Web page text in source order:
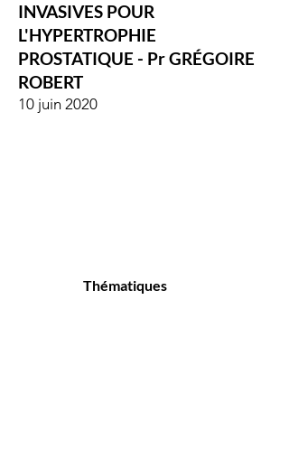
INVASIVES POUR
L'HYPERTROPHIE
PROSTATIQUE - Pr GRÉGOIRE
ROBERT
10 juin 2020
Thématiques